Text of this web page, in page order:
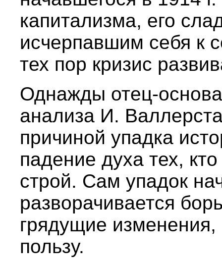
капитализма, его
исчерпавшим себя к
тех пор кризис
Однажды отец-
анализа И.
причиной упадка
падение духа тех,
строй. Сам упадок
разворачивается
грядущие
пользу.